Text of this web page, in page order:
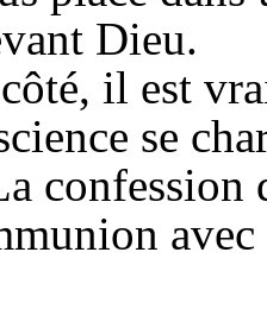
Dieu.
il est
se
confession
avec